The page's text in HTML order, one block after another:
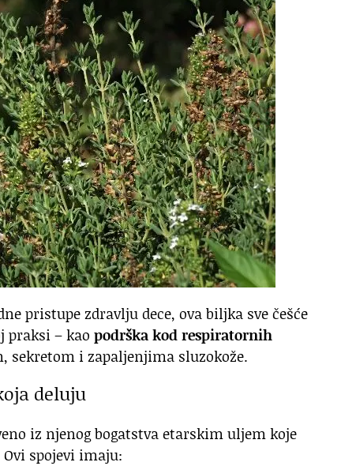
pristupe zdravlju dece, ova biljka sve češće
praksi – kao podrška kod respiratornih
i zapaljenjima sluzokože.
deluju
iz njenog bogatstva etarskim uljem koje
Ovi spojevi imaju: